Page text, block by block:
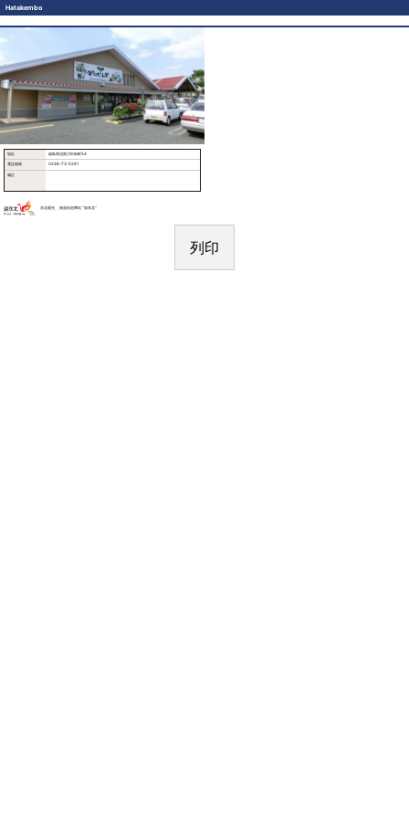
Hatakembo
地址 福島県須賀川市卸町54
電話號碼 0248-73-5261
備註
东北观光 、旅游信息网站 “游东北“
列印